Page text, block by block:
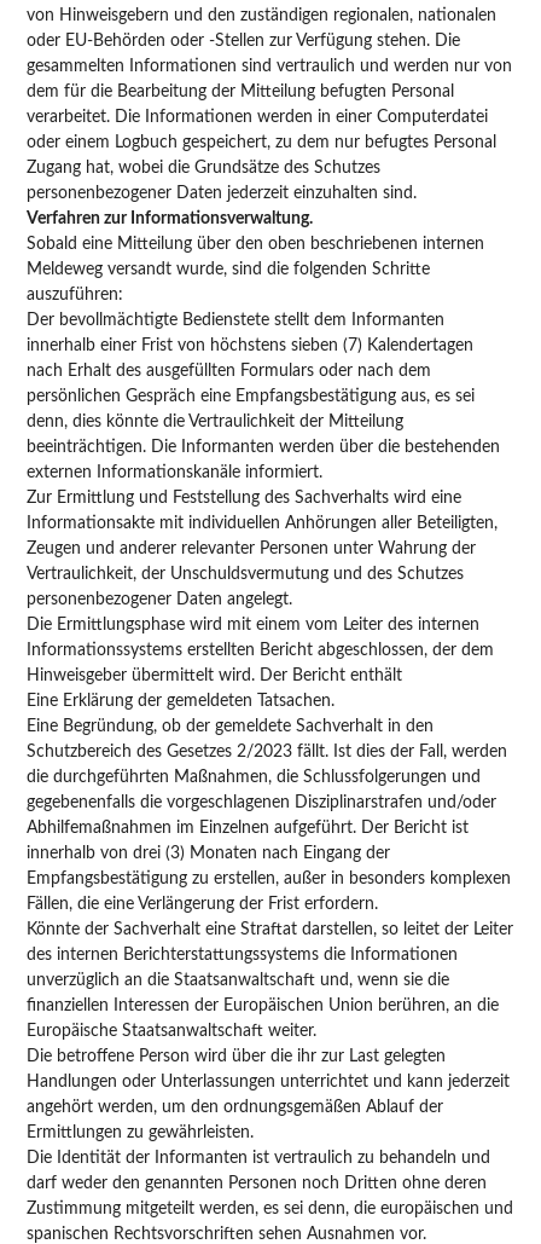
von Hinweisgebern und den zuständigen regionalen, nationalen
oder EU-Behörden oder -Stellen zur Verfügung stehen. Die
gesammelten Informationen sind vertraulich und werden nur von
dem für die Bearbeitung der Mitteilung befugten Personal
verarbeitet. Die Informationen werden in einer Computerdatei
oder einem Logbuch gespeichert, zu dem nur befugtes Personal
Zugang hat, wobei die Grundsätze des Schutzes
personenbezogener Daten jederzeit einzuhalten sind.
Verfahren zur Informationsverwaltung.
Sobald eine Mitteilung über den oben beschriebenen internen
Meldeweg versandt wurde, sind die folgenden Schritte
auszuführen:
Der bevollmächtigte Bedienstete stellt dem Informanten
innerhalb einer Frist von höchstens sieben (7) Kalendertagen
nach Erhalt des ausgefüllten Formulars oder nach dem
persönlichen Gespräch eine Empfangsbestätigung aus, es sei
denn, dies könnte die Vertraulichkeit der Mitteilung
beeinträchtigen. Die Informanten werden über die bestehenden
externen Informationskanäle informiert.
Zur Ermittlung und Feststellung des Sachverhalts wird eine
Informationsakte mit individuellen Anhörungen aller Beteiligten,
Zeugen und anderer relevanter Personen unter Wahrung der
Vertraulichkeit, der Unschuldsvermutung und des Schutzes
personenbezogener Daten angelegt.
Die Ermittlungsphase wird mit einem vom Leiter des internen
Informationssystems erstellten Bericht abgeschlossen, der dem
Hinweisgeber übermittelt wird. Der Bericht enthält
Eine Erklärung der gemeldeten Tatsachen.
Eine Begründung, ob der gemeldete Sachverhalt in den
Schutzbereich des Gesetzes 2/2023 fällt. Ist dies der Fall, werden
die durchgeführten Maßnahmen, die Schlussfolgerungen und
gegebenenfalls die vorgeschlagenen Disziplinarstrafen und/oder
Abhilfemaßnahmen im Einzelnen aufgeführt. Der Bericht ist
innerhalb von drei (3) Monaten nach Eingang der
Empfangsbestätigung zu erstellen, außer in besonders komplexen
Fällen, die eine Verlängerung der Frist erfordern.
Könnte der Sachverhalt eine Straftat darstellen, so leitet der Leiter
des internen Berichterstattungssystems die Informationen
unverzüglich an die Staatsanwaltschaft und, wenn sie die
finanziellen Interessen der Europäischen Union berühren, an die
Europäische Staatsanwaltschaft weiter.
Die betroffene Person wird über die ihr zur Last gelegten
Handlungen oder Unterlassungen unterrichtet und kann jederzeit
angehört werden, um den ordnungsgemäßen Ablauf der
Ermittlungen zu gewährleisten.
Die Identität der Informanten ist vertraulich zu behandeln und
darf weder den genannten Personen noch Dritten ohne deren
Zustimmung mitgeteilt werden, es sei denn, die europäischen und
spanischen Rechtsvorschriften sehen Ausnahmen vor.